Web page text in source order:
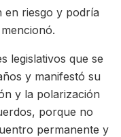
en riesgo y podría
legislativos que se
y manifestó su
y la polarización
porque no
permanente y